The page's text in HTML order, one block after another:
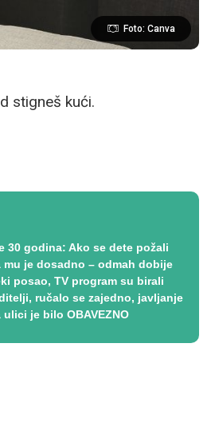
Foto: Canva
stigneš kući.
30 godina: Ako se dete požali
mu je dosadno – odmah dobije
posao, TV program su birali
ručalo se zajedno, javljanje
ulici je bilo OBAVEZNO